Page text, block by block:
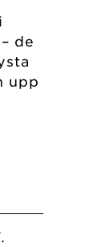
de
upp